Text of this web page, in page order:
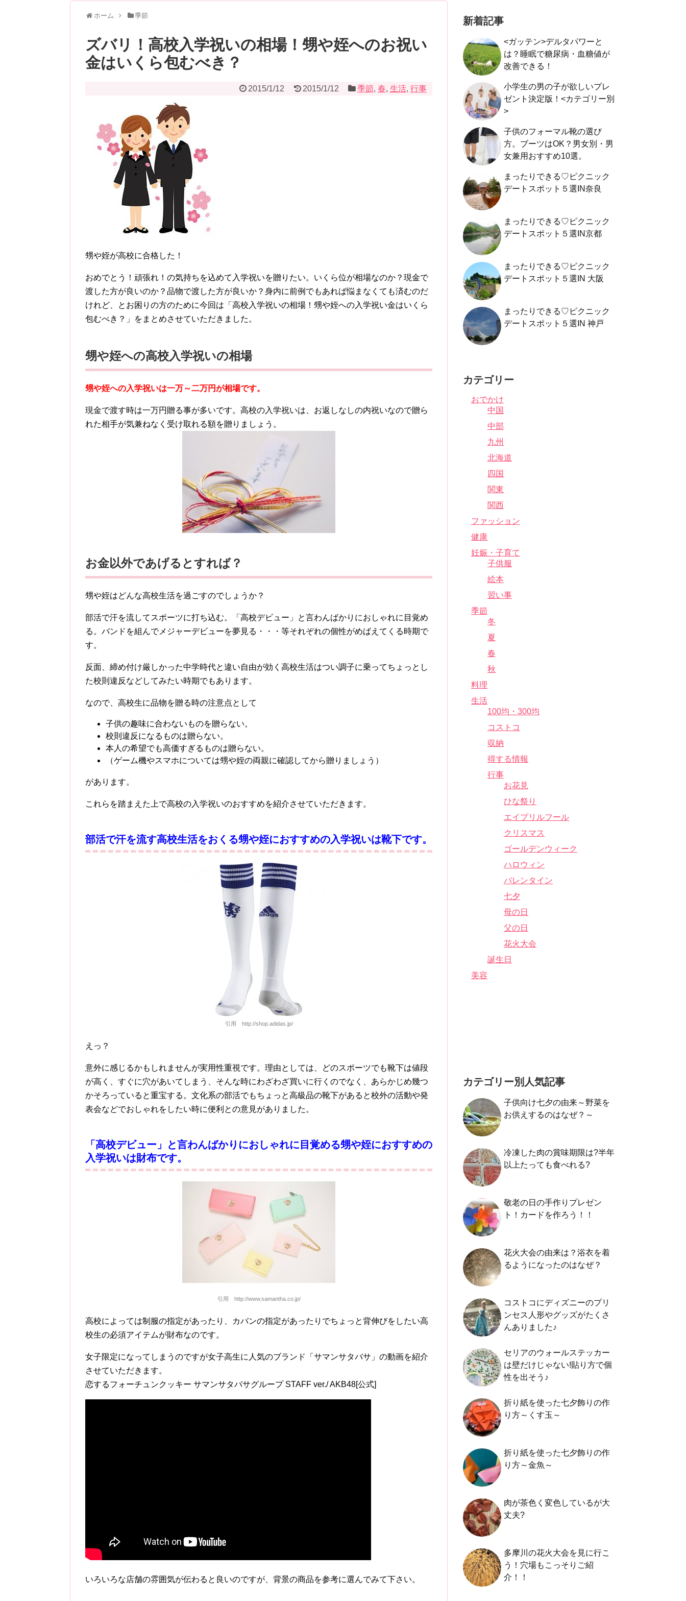
ホーム 季節
ズバリ！高校入学祝いの相場！甥や姪へのお祝い
金はいくら包むべき？
2015/1/12 2015/1/12 季節, 春, 生活, 行事
甥や姪が高校に合格した！
おめでとう！頑張れ！の気持ちを込めて入学祝いを贈りたい。いくら位が相場なのか？現金で
渡した方が良いのか？品物で渡した方が良いか？身内に前例でもあれば悩まなくても済むのだ
けれど、とお困りの方のために今回は「高校入学祝いの相場！甥や姪への入学祝い金はいくら
包むべき？」をまとめさせていただきました。
甥や姪への高校入学祝いの相場
甥や姪への入学祝いは一万～二万円が相場です。
現金で渡す時は一万円贈る事が多いです。高校の入学祝いは、お返しなしの内祝いなので贈ら
れた相手が気兼ねなく受け取れる額を贈りましょう。
お金以外であげるとすれば？
甥や姪はどんな高校生活を過ごすのでしょうか？
部活で汗を流してスポーツに打ち込む。「高校デビュー」と言わんばかりにおしゃれに目覚め
る。バンドを組んでメジャーデビューを夢見る・・・等それぞれの個性がめばえてくる時期で
す。
反面、締め付け厳しかった中学時代と違い自由が効く高校生活はつい調子に乗ってちょっとし
た校則違反などしてみたい時期でもあります。
なので、高校生に品物を贈る時の注意点として
子供の趣味に合わないものを贈らない。
校則違反になるものは贈らない。
本人の希望でも高価すぎるものは贈らない。
（ゲーム機やスマホについては甥や姪の両親に確認してから贈りましょう）
があります。
これらを踏まえた上で高校の入学祝いのおすすめを紹介させていただきます。
部活で汗を流す高校生活をおくる甥や姪におすすめの入学祝いは靴下です。
引用 http://shop.adidas.jp/
えっ？
意外に感じるかもしれませんが実用性重視です。理由としては、どのスポーツでも靴下は値段
が高く、すぐに穴があいてしまう、そんな時にわざわざ買いに行くのでなく、あらかじめ幾つ
かそろっていると重宝する。文化系の部活でもちょっと高級品の靴下があると校外の活動や発
表会などでおしゃれをしたい時に便利との意見がありました。
「高校デビュー」と言わんばかりにおしゃれに目覚める甥や姪におすすめの
入学祝いは財布です。
引用 http://www.samantha.co.jp/
高校によっては制服の指定があったり、カバンの指定があったりでちょっと背伸びをしたい高
校生の必須アイテムが財布なのです。
女子限定になってしまうのですが女子高生に人気のブランド「サマンサタバサ」の動画を紹介
させていただきます。
恋するフォーチュンクッキー サマンサタバサグループ STAFF ver./ AKB48[公式]
いろいろな店舗の雰囲気が伝わると良いのですが、背景の商品を参考に選んでみて下さい。
新着記事
<ガッテン>デルタパワーと
は？睡眠で糖尿病・血糖値が
改善できる！
小学生の男の子が欲しいプレ
ゼント決定版！<カテゴリー別
>
子供のフォーマル靴の選び
方。ブーツはOK？男女別・男
女兼用おすすめ10選。
まったりできる♡ピクニック
デートスポット５選IN奈良
まったりできる♡ピクニック
デートスポット５選IN京都
まったりできる♡ピクニック
デートスポット５選IN 大阪
まったりできる♡ピクニック
デートスポット５選IN 神戸
カテゴリー
おでかけ
中国
中部
九州
北海道
四国
関東
関西
ファッション
健康
妊娠・子育て
子供服
絵本
習い事
季節
冬
夏
春
秋
料理
生活
100均・300均
コストコ
収納
得する情報
行事
お花見
ひな祭り
エイプリルフール
クリスマス
ゴールデンウィーク
ハロウィン
バレンタイン
七夕
母の日
父の日
花火大会
誕生日
美容
カテゴリー別人気記事
子供向け七夕の由来～野菜を
お供えするのはなぜ？～
冷凍した肉の賞味期限は?半年
以上たっても食べれる?
敬老の日の手作りプレゼン
ト！カードを作ろう！！
花火大会の由来は？浴衣を着
るようになったのはなぜ？
コストコにディズニーのプリ
ンセス人形やグッズがたくさ
んありました♪
セリアのウォールステッカー
は壁だけじゃない!貼り方で個
性を出そう♪
折り紙を使った七夕飾りの作
り方～くす玉～
折り紙を使った七夕飾りの作
り方～金魚～
肉が茶色く変色しているが大
丈夫?
多摩川の花火大会を見に行こ
う！穴場もこっそりご紹
介！！